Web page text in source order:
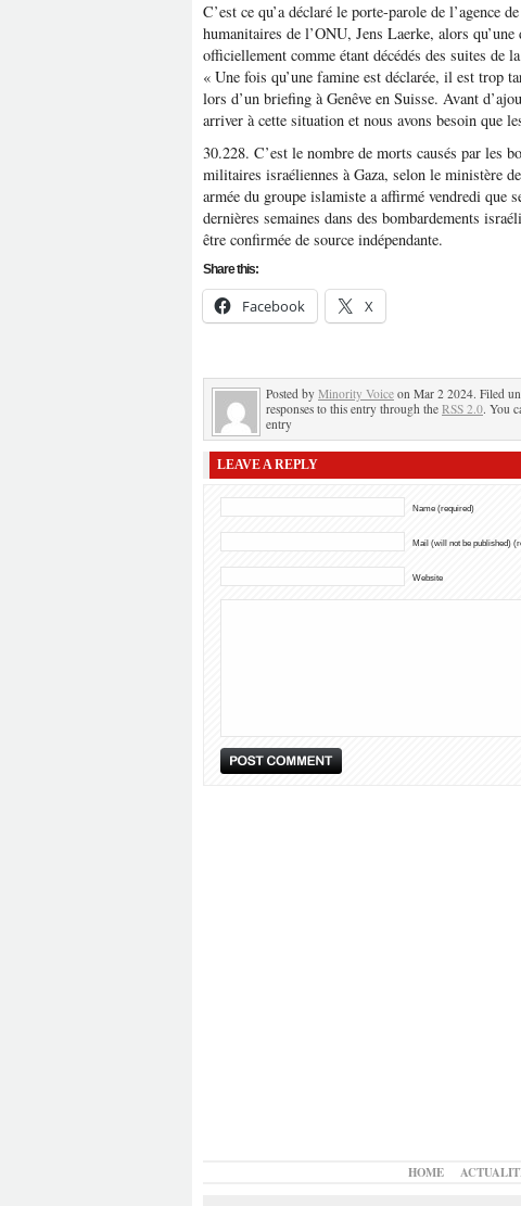
C’est ce qu’a déclaré le porte-parole de l’agence
humanitaires de l’ONU, Jens Laerke, alors
officiellement comme étant décédés des suites de
« Une fois qu’une famine est déclarée, il est trop
lors d’un briefing à Genêve en Suisse. Avant
arriver à cette situation et nous avons besoin que
30.228. C’est le nombre de morts causés par les
militaires israéliennes à Gaza, selon le ministère
armée du groupe islamiste a affirmé vendredi que
dernières semaines dans des bombardements
être confirmée de source indépendante.
Share this:
Facebook X
Posted by Minority Voice on Mar 2 2024. Filed
responses to this entry through the RSS 2.0. You
entry
LEAVE A REPLY
Name (required)
Mail (will not be published)
Website
HOME